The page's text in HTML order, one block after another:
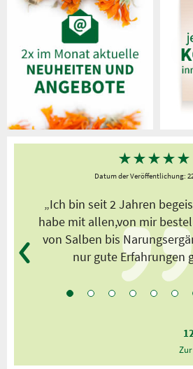
★★★★★
Datum der Veröffentlichung:
„Ich bin seit 2 Jahren
habe mit allen,von mir
von Salben bis
nur gute Erfahrungen